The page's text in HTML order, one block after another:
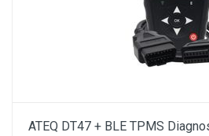
ATEQ DT47 + BLE TPMS